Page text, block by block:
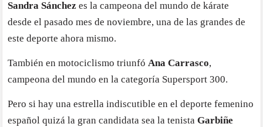
Sandra Sánchez es la campeona del mundo de kárate
desde el pasado mes de noviembre, una de las grandes de
este deporte ahora mismo.
También en motociclismo triunfóAna Carrasco,
campeona del mundo en la categoría Supersport 300.
Pero si hay una estrella indiscutible en el deporte femenino
español quizá la gran candidata sea la tenistaGarbiñe